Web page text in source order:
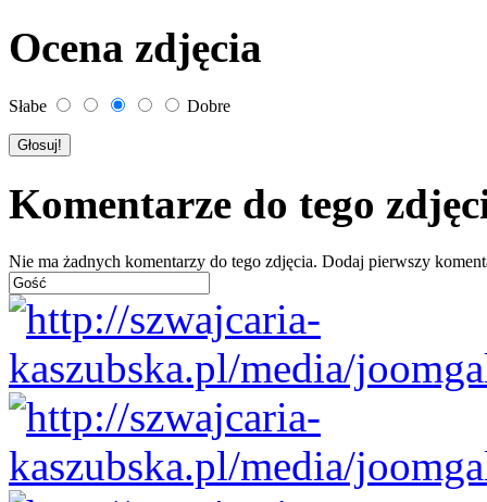
Ocena zdjęcia
Słabe Dobre
Komentarze do tego
Nie ma żadnych komentarzy do tego zdjęcia. Dodaj pierwszy